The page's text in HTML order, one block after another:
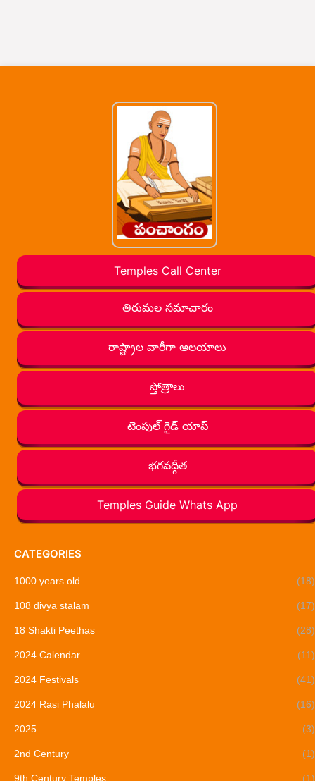
Temples Call Center
తిరుమల సమాచారం
రాష్ట్రాల వారీగా ఆలయాలు
స్తోత్రాలు
టెంపుల్ గైడ్ యాప్
భగవద్గీత
Temples Guide Whats App
CATEGORIES
1000 years old (18)
108 divya stalam (17)
18 Shakti Peethas (28)
2024 Calendar (11)
2024 Festivals (41)
2024 Rasi Phalalu (16)
2025 (3)
2nd Century (1)
9th Century Temples (1)